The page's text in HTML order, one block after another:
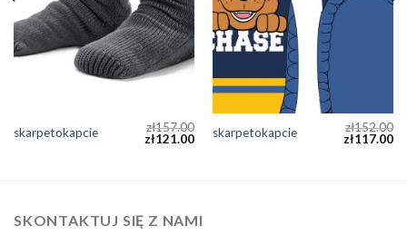
skarpetokapcie zł157.00
zł121.00 skarpetokapcie zł152.00
zł117.00
SKONTAKTUJ SIĘ Z NAMI